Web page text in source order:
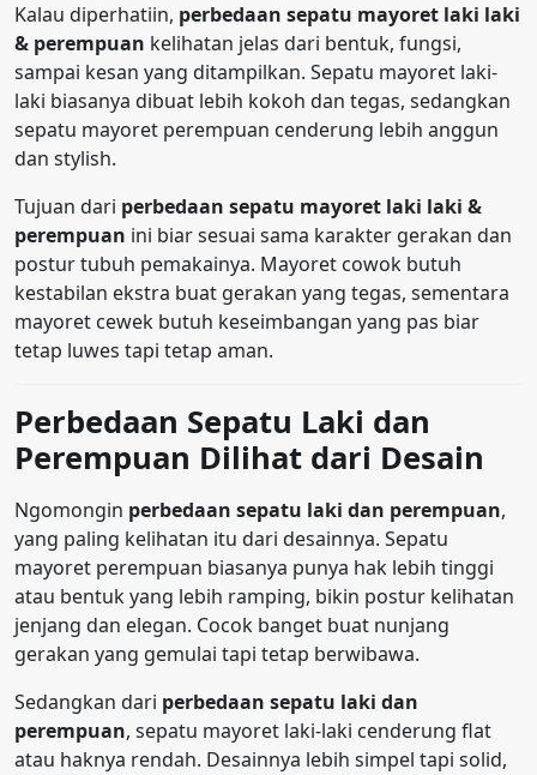
Kalau diperhatiin, perbedaan sepatu mayoret laki laki
& perempuan kelihatan jelas dari bentuk, fungsi,
sampai kesan yang ditampilkan. Sepatu mayoret laki-
laki biasanya dibuat lebih kokoh dan tegas, sedangkan
sepatu mayoret perempuan cenderung lebih anggun
dan stylish.
Tujuan dari perbedaan sepatu mayoret laki laki &
perempuan ini biar sesuai sama karakter gerakan dan
postur tubuh pemakainya. Mayoret cowok butuh
kestabilan ekstra buat gerakan yang tegas, sementara
mayoret cewek butuh keseimbangan yang pas biar
tetap luwes tapi tetap aman.
Perbedaan Sepatu Laki dan
Perempuan Dilihat dari Desain
Ngomongin perbedaan sepatu laki dan perempuan,
yang paling kelihatan itu dari desainnya. Sepatu
mayoret perempuan biasanya punya hak lebih tinggi
atau bentuk yang lebih ramping, bikin postur kelihatan
jenjang dan elegan. Cocok banget buat nunjang
gerakan yang gemulai tapi tetap berwibawa.
Sedangkan dari perbedaan sepatu laki dan
perempuan, sepatu mayoret laki-laki cenderung flat
atau haknya rendah. Desainnya lebih simpel tapi solid,